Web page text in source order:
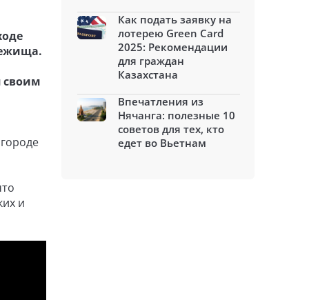
своим
и
Как подать заявку на
лотерею Green Card
2025: Рекомендации
для граждан
Казахстана
Впечатления из
Нячанга: полезные 10
советов для тех, кто
едет во Вьетнам